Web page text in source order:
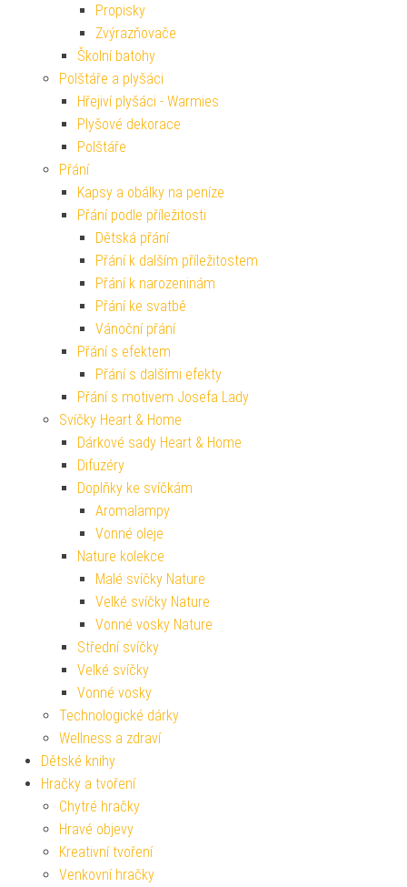
Propisky
Zvýrazňovače
Školní batohy
Polštáře a plyšáci
Hřejiví plyšáci - Warmies
Plyšové dekorace
Polštáře
Přání
Kapsy a obálky na peníze
Přání podle příležitosti
Dětská přání
Přání k dalším příležitostem
Přání k narozeninám
Přání ke svatbě
Vánoční přání
Přání s efektem
Přání s dalšími efekty
Přání s motivem Josefa Lady
Svíčky Heart & Home
Dárkové sady Heart & Home
Difuzéry
Doplňky ke svíčkám
Aromalampy
Vonné oleje
Nature kolekce
Malé svíčky Nature
Velké svíčky Nature
Vonné vosky Nature
Střední svíčky
Velké svíčky
Vonné vosky
Technologické dárky
Wellness a zdraví
Dětské knihy
Hračky a tvoření
Chytré hračky
Hravé objevy
Kreativní tvoření
Venkovní hračky